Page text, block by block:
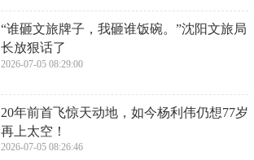
​“谁砸文旅牌子，我砸谁饭碗。”沈阳文旅局
长放狠话了
2026-07-05 08:29:00
​20年前首飞惊天动地，如今杨利伟仍想77岁
再上太空！
2026-07-05 08:26:46